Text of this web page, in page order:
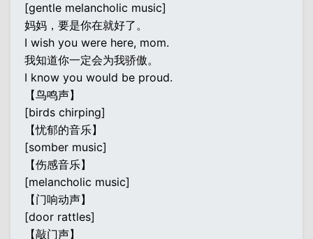
[gentle melancholic music]
妈妈，要是你在就好了。
I wish you were here, mom.
我知道你一定会为我骄傲。
I know you would be proud.
【鸟鸣声】
[birds chirping]
【忧郁的音乐】
[somber music]
【伤感音乐】
[melancholic music]
【门响动声】
[door rattles]
【敲门声】